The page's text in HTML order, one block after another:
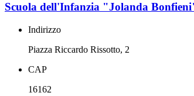
Scuola dell'Infanzia "Jolanda
Indirizzo
Piazza Riccardo Rissotto, 2
CAP
16162